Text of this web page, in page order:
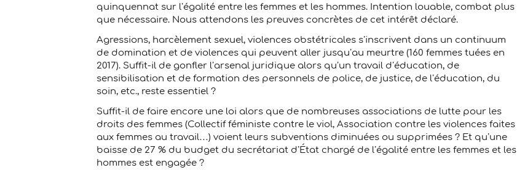
quinquennat sur l’égalité entre les femmes et les hommes. Intention louable, combat plus
que nécessaire. Nous attendons les preuves concrètes de cet intérêt déclaré.
Agressions, harcèlement sexuel, violences obstétricales s’inscrivent dans un continuum
de domination et de violences qui peuvent aller jusqu’au meurtre (160 femmes tuées en
2017). Suffit-il de gonfler l’arsenal juridique alors qu’un travail d’éducation, de
sensibilisation et de formation des personnels de police, de justice, de l’éducation, du
soin, etc., reste essentiel ?
Suffit-il de faire encore une loi alors que de nombreuses associations de lutte pour les
droits des femmes (Collectif féministe contre le viol, Association contre les violences faites
aux femmes au travail…) voient leurs subventions diminuées ou supprimées ? Et qu’une
baisse de 27 % du budget du secrétariat d’État chargé de l’égalité entre les femmes et les
hommes est engagée ?